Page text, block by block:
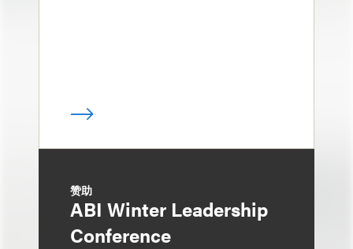
赞助
ABI Winter Leadership
Conference